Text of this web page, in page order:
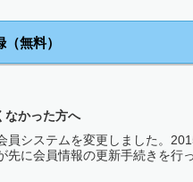
無料）
なかった方へ
システムを変更しました。
に会員情報の更新手続きを行